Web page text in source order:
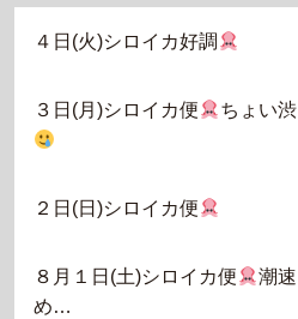
４日(火)シロイカ好調
３日(月)シロイカ便 ちょい渋
２日(日)シロイカ便
８月１日(土)シロイカ便
潮速
め…